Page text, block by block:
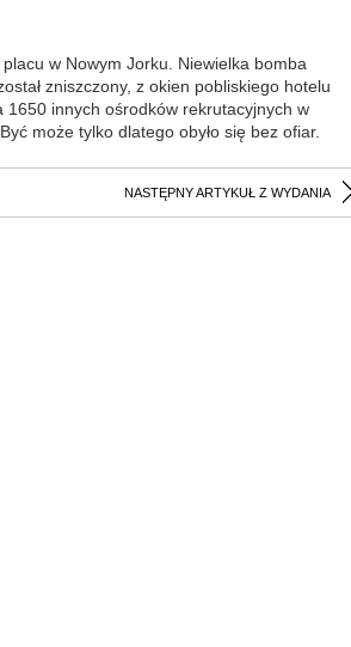
w Nowym Jorku. Niewielka bomba
zniszczony, z okien pobliskiego hotelu
1650 innych ośrodków rekrutacyjnych w
może tylko dlatego obyło się bez ofiar.
NASTĘPNY ARTYKUŁ Z WYDANIA